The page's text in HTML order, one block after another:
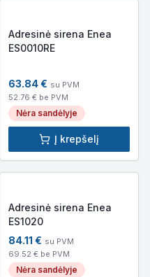
Adresinė sirena Enea
ES0010RE
63.84€ su PVM
52.76 € be PVM
Nėra sandėlyje
Į krepšelį
Adresinė sirena Enea
ES1020
84.11 € su PVM
69.52 € be PVM
Nėra sandėlyje